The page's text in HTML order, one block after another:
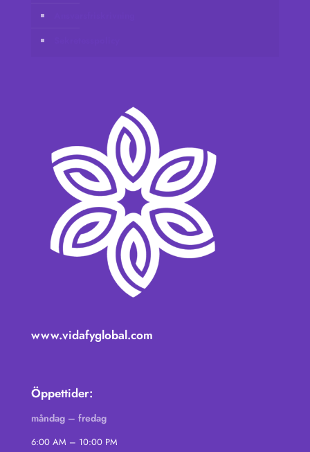
www.vidafyglobal.com
Öppettider:
måndag – fredag
6:00 AM – 10:00 PM